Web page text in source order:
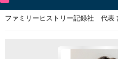
ファミリーヒストリー記録社 代